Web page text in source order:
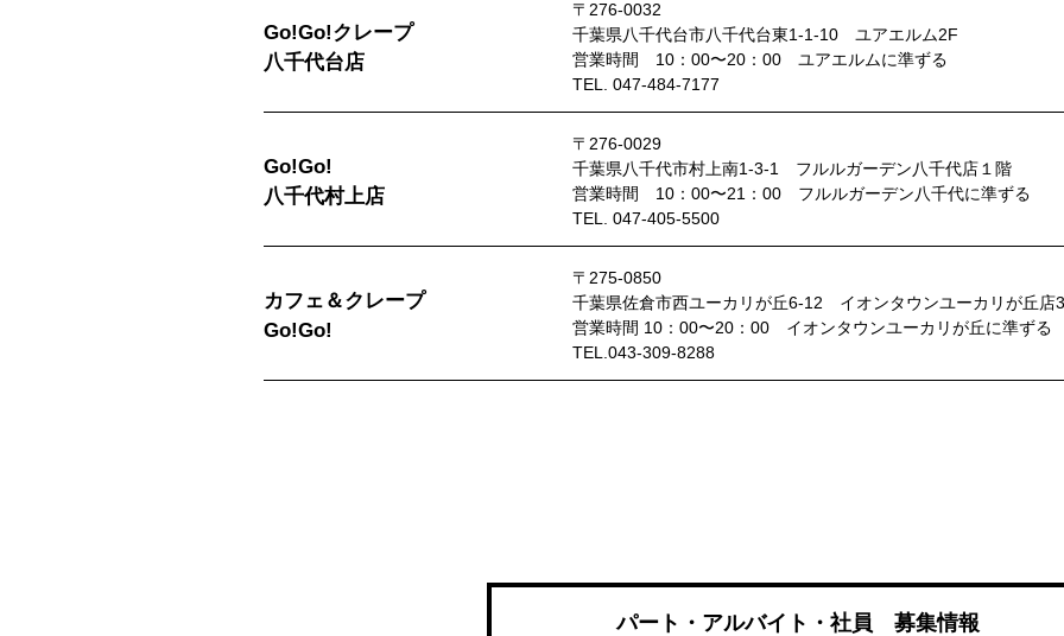
Go!Go!クレープ
八千代台店
〒276-0032
千葉県八千代台市八千代台東1-1-10 ユアエルム2F
営業時間 10：00〜20：00 ユアエルムに準ずる
TEL. 047-484-7177
Go!Go!
八千代村上店
〒276-0029
千葉県八千代市村上南1-3-1 フルルガーデン八千代店１階
営業時間 10：00〜21：00 フルルガーデン八千代に準ずる
TEL. 047-405-5500
カフェ＆クレープ
Go!Go!
〒275-0850
千葉県佐倉市西ユーカリが丘6-12 イオンタウンユーカリが丘店
営業時間 10：00〜20：00 イオンタウンユーカリが丘に準ず
TEL.043-309-8288
パート・アルバイト・社員 募集情報